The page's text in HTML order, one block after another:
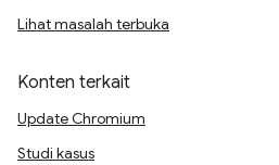
Lihat masalah terbuka
Konten terkait
Update Chromium
Studi kasus